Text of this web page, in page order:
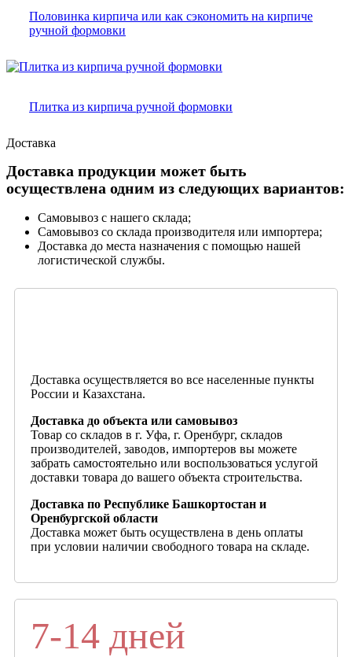
Половинка кирпича или как сэкономить на кирпиче
ручной формовки
Плитка из кирпича ручной формовки
Доставка
Доставка продукции может быть
осуществлена одним из следующих вариантов:
Самовывоз с нашего склада;
Самовывоз со склада производителя или импортера;
Доставка до места назначения с помощью нашей
логистической службы.
Доставка осуществляется во все населенные пункты
России и Казахстана.
Доставка до объекта или самовывоз
Товар со складов в г. Уфа, г. Оренбург, складов
производителей, заводов, импортеров вы можете
забрать самостоятельно или воспользоваться услугой
доставки товара до вашего объекта строительства.
Доставка по Республике Башкортостан и
Оренбургской области
Доставка может быть осуществлена в день оплаты
при условии наличии свободного товара на складе.
7-14 дней